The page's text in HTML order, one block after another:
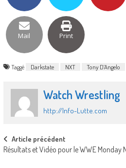
Mail Print
Taggé Darkstate NXT Tony D’Angelo
Watch Wrestling
http://Info-Lutte.com
Post
navigation
Article précédent
Résultats et Vidéo pour le WWE Monday